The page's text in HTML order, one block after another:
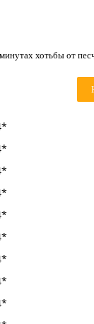
хотьбы от